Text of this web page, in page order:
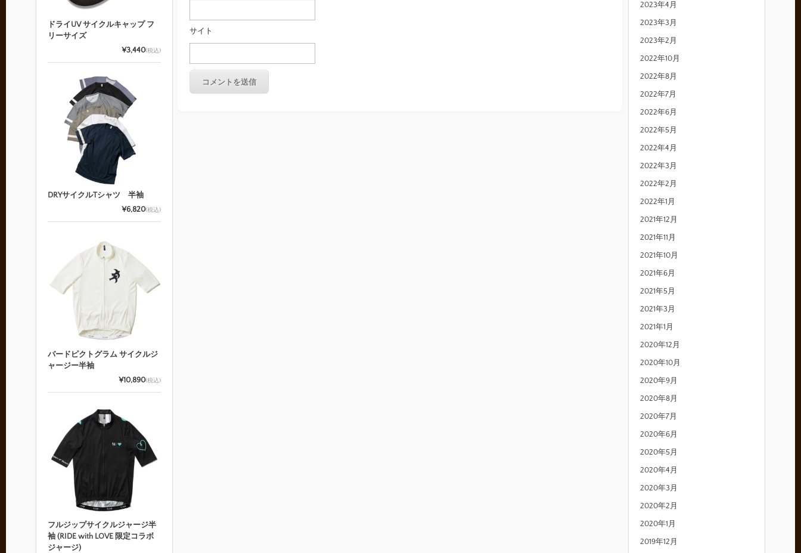
サイト
2023年4月
2023年3月
2023年2月
2022年10月
2022年8月
2022年7月
2022年6月
2022年5月
2022年4月
2022年3月
2022年2月
2022年1月
2021年12月
2021年11月
2021年10月
2021年6月
2021年5月
2021年3月
2021年1月
2020年12月
2020年10月
2020年9月
2020年8月
2020年7月
2020年6月
2020年5月
2020年4月
2020年3月
2020年2月
2020年1月
2019年12月
ドライUV サイクルキャップ フ
リーサイズ
¥3,440(税込)
DRYサイクルTシャツ 半袖
¥6,820(税込)
バードピクトグラム サイクルジ
ャージー半袖
¥10,890(税込)
フルジップサイクルジャージ半
袖 (RIDE with LOVE 限定コラボ
ジャージ)